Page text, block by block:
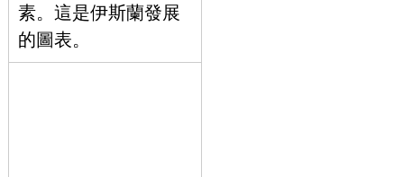
素。這是伊斯蘭發展
的圖表。